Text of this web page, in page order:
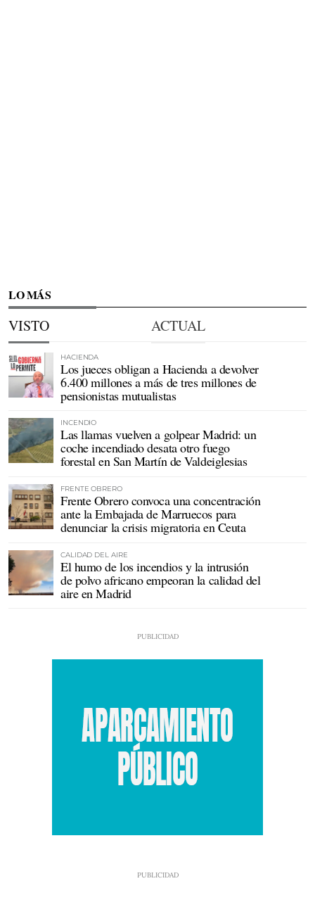
LO MÁS
VISTO ACTUAL
HACIENDA
Los jueces obligan a Hacienda a devolver
6.400 millones a más de tres millones de
pensionistas mutualistas
INCENDIO
Las llamas vuelven a golpear Madrid: un
coche incendiado desata otro fuego
forestal en San Martín de Valdeiglesias
FRENTE OBRERO
Frente Obrero convoca una concentración
ante la Embajada de Marruecos para
denunciar la crisis migratoria en Ceuta
CALIDAD DEL AIRE
El humo de los incendios y la intrusión
de polvo africano empeoran la calidad del
aire en Madrid